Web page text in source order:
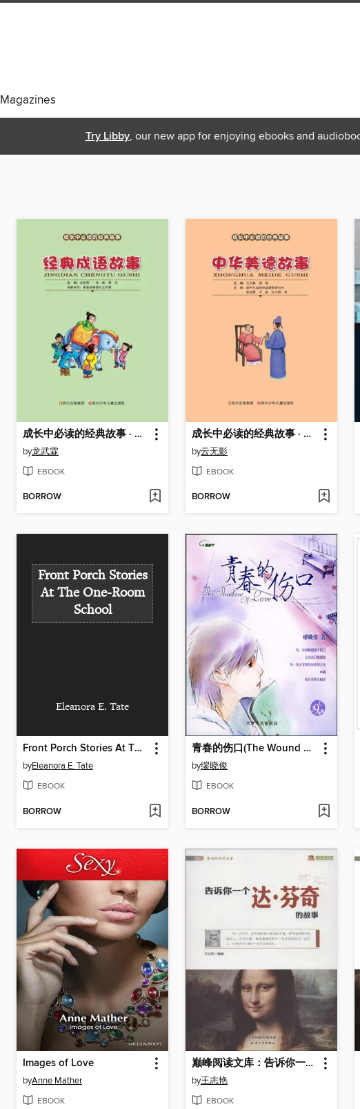
Magazines
Try Libby, our new app for enjoying ebooks and
成长中必读的经典故事 · 经典成语故事
by龙武霖
EBOOK
BORROW
成长中必读的经典故事 · 中华美德故事
by云无影
EBOOK
BORROW
Front Porch Stories
At The One-Room
School
Eleanora E. Tate
Front Porch Stories At The One-Room School
byEleanora E. Tate
EBOOK
BORROW
青春的伤口(The Wound of Youth)
by缪晓俊
EBOOK
BORROW
Images of Love
byAnne Mather
EBOOK
巅峰阅读文库：告诉你一个达·芬奇的故事
by王志艳
EBOOK